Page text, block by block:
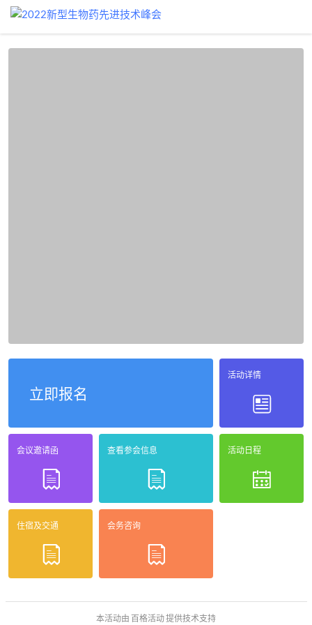
立即报名
活动详情
会议邀请函 查看参会信息 活动日程
住宿及交通 会务咨询
本活动由 百格活动提供技术支持